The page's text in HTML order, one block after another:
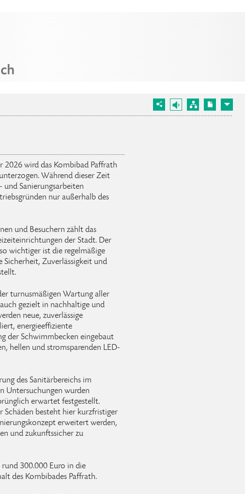
2026 wird das Kombibad Paffrath
Während dieser Zeit
und Sanierungsarbeiten
nur außerhalb des
und Besuchern zählt das
der Stadt. Der
wichtiger ist die regelmäßige
Sicherheit, Zuverlässigkeit und
turnusmäßigen Wartung aller
gezielt in nachhaltige und
neue, zuverlässige
energieeffiziente
der Schwimmbecken eingebaut
hellen und stromsparenden LED-
des Sanitärbereichs im
Untersuchungen wurden
erwartet festgestellt.
Schäden besteht hier kurzfristiger
erweitert werden,
und zukunftssicher zu
rund 300.000 Euro in die
des Kombibades Paffrath.